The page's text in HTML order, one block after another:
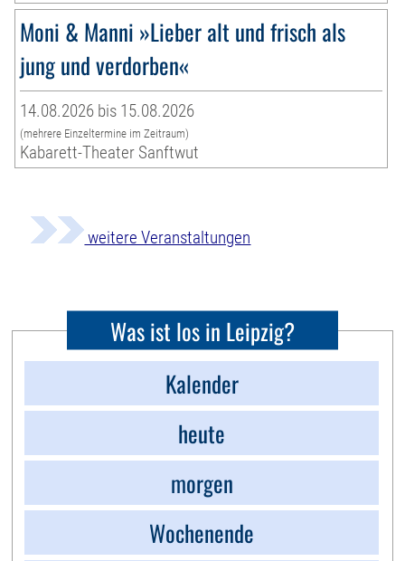
Moni & Manni »Lieber alt und frisch als
jung und verdorben«
14.08.2026 bis 15.08.2026
(mehrere Einzeltermine im Zeitraum)
Kabarett-Theater Sanftwut
weitere Veranstaltungen
Was ist los in Leipzig?
Kalender
heute
morgen
Wochenende